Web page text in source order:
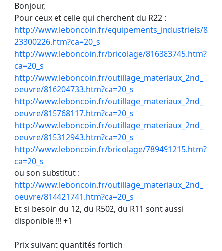
Bonjour,
Pour ceux et celle qui cherchent du R22 :
http://www.leboncoin.fr/equipements_industriels/8
23300226.htm?ca=20_s
http://www.leboncoin.fr/bricolage/816383745.htm?
ca=20_s
http://www.leboncoin.fr/outillage_materiaux_2nd_
oeuvre/816204733.htm?ca=20_s
http://www.leboncoin.fr/outillage_materiaux_2nd_
oeuvre/815768117.htm?ca=20_s
http://www.leboncoin.fr/outillage_materiaux_2nd_
oeuvre/815312943.htm?ca=20_s
http://www.leboncoin.fr/bricolage/789491215.htm?
ca=20_s
ou son substitut :
http://www.leboncoin.fr/outillage_materiaux_2nd_
oeuvre/814421741.htm?ca=20_s
Et si besoin du 12, du R502, du R11 sont aussi
disponible !!! +1
Prix suivant quantités fortich